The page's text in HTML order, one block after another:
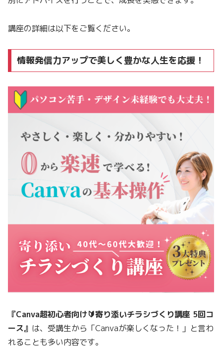
講座の詳細は以下をご覧ください。
情報発信力アップで美しく豊かな人生を応援！
『Canva超初心者向け🔰寄り添いチラシづくり講座 5回コ
ース』 は、受講生から「Canvaが楽しくなった！」と言わ
れることも多い内容です。